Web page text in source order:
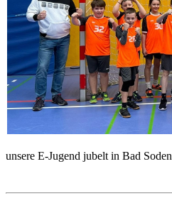
unsere E-Jugend jubelt in Bad Soden